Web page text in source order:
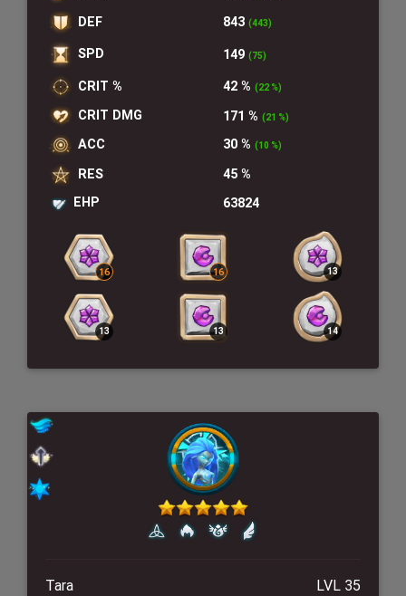
DEF 843 (443)
SPD 149 (75)
CRIT % 42 % (22 %)
CRIT DMG 171 % (21 %)
ACC 30 % (10 %)
RES
45 %
EHP
63824
Tara LVL 35